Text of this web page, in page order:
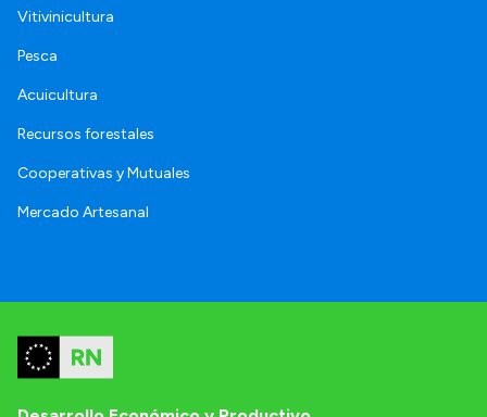
Vitivinicultura
Pesca
Acuicultura
Recursos forestales
Cooperativas y Mutuales
Mercado Artesanal